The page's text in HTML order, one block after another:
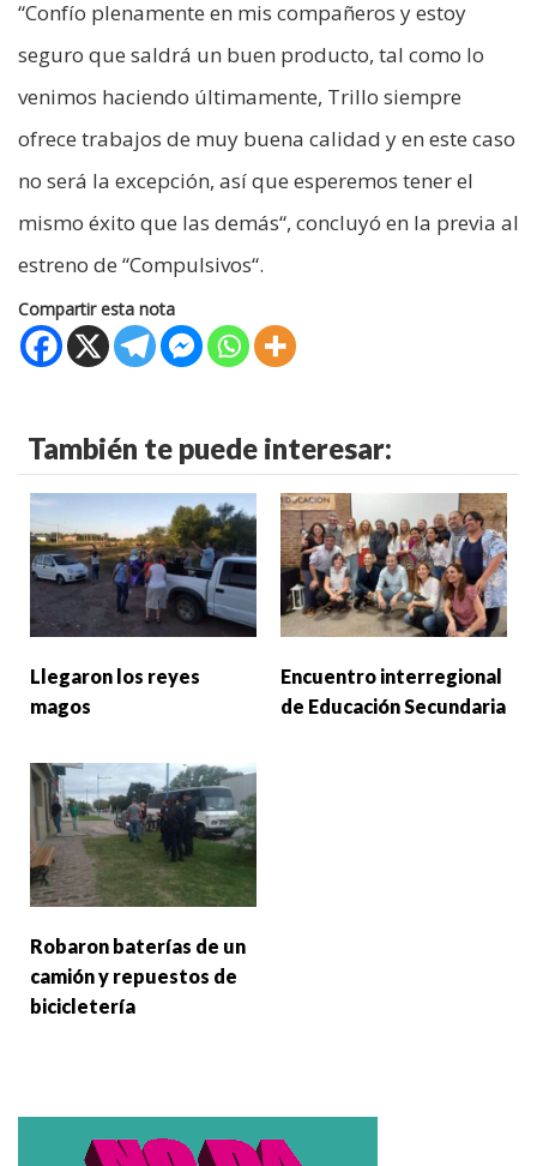
“Confío plenamente en mis compañeros y estoy
seguro que saldrá un buen producto, tal como lo
venimos haciendo últimamente, Trillo siempre
ofrece trabajos de muy buena calidad y en este caso
no será la excepción, así que esperemos tener el
mismo éxito que las demás“, concluyó en la previa al
estreno de “Compulsivos“.
Compartir esta nota
También te puede interesar:
Llegaron los reyes
magos
Encuentro interregional
de Educación Secundaria
Robaron baterías de un
camión y repuestos de
bicicletería